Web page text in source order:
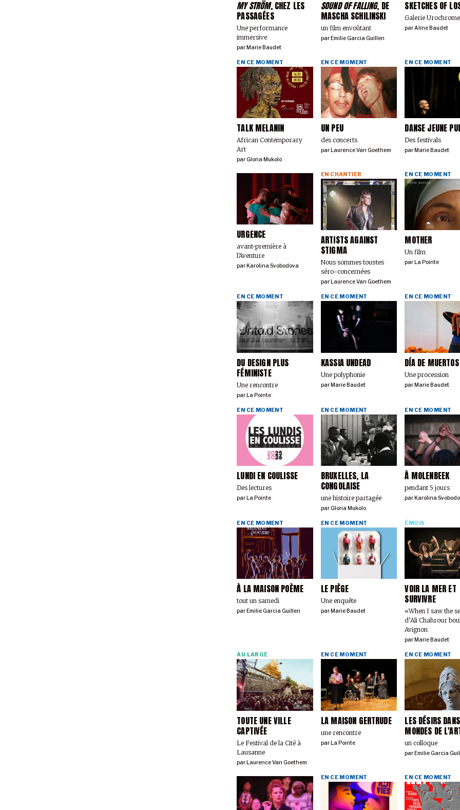
MY STRÖM, CHEZ LES
PASSAGÉES
Une performance
immersive
parMarie Baudet
SOUND OF FALLING, DE
MASCHA SCHILINSKI
un film envoûtant
parEmilie Garcia Guillen
SKETCHES OF
Galerie Urochrome
parAline Baudet
TALK MELANIN
African Contemporary
Art
EN CE MOMENT
parGloria Mukolo
UN PEU
des concerts
EN CE MOMENT
par Laurence Van Goethem
DANSE JEUNE
Des festivals
EN CE MOMENT
par Marie Baudet
URGENCE
avant-première à
l'Aventure
par Karolina Svobodova
ARTISTS AGAINST
STIGMA
Nous sommes tous·tes
séro-concerné·es
EN CHANTIER
par Laurence Van Goethem
MOTHER
Un film
EN CE MOMENT
par La Pointe
DU DESIGN PLUS
FÉMINISTE
Une rencontre
EN CE MOMENT
parLa Pointe
KASSIA UNDEAD
Une polyphonie
EN CE MOMENT
parMarie Baudet
DÍA DE MUERTOS
Une procession
EN CE MOMENT
parMarie Baudet
LUNDI EN COULISSE
Des lectures
EN CE MOMENT
parLa Pointe
BRUXELLES, LA
CONGOLAISE
une histoire partagée
EN CE MOMENT
parGloria Mukolo
À MOLENBEEK
pendant 5 jours
EN CE MOMENT
parKarolina
À LA MAISON POÈME
tout un samedi
EN CE MOMENT
par Emilie Garcia Guillen
LE PIÈGE
Une enquête
EN CE MOMENT
par Marie Baudet
VOIR LA MER ET
SURVIVRE
«When I saw the
d’Ali Chahrour
Avignon
ÉMOIS
par Marie Baudet
TOUTE UNE VILLE
CAPTIVÉE
Le Festival de la Cité à
Lausanne
AU LARGE
parLaurence Van Goethem
LA MAISON GERTRUDE
une rencontre
EN CE MOMENT
parLa Pointe
LES DÉSIRS
MONDES DE
un colloque
EN CE MOMENT
parEmilie Garcia
EN CE MOMENT EN CE MOMENT